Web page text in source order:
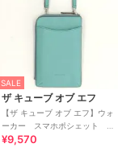
SALE
ザ キューブ オブ エフ
【ザ キューブ オブ エフ】ウォ
ーカー スマホポシェット L
字ファスナータイプ
¥9,570